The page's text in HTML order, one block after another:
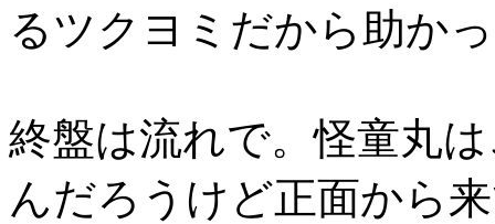
るツクヨミだから助か
終盤は流れで。怪童丸
んだろうけど正面から